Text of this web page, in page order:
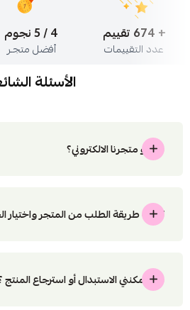
+ 823 تقييم
عدد التقييمات
5 / 5 نجوم
أفضل متجـر
الأسئلة
ما هو متجرنا الالكتروني؟
كيفية طريقة الطلب من المتجر واختيار
هل يمكنني الاستبدال أو استرجاع المنتج